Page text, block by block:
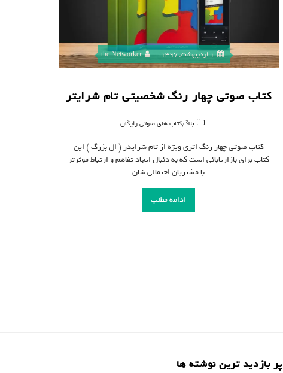
1 اردیبهشت, 1397 the Networker
کتاب صوتی چهار رنگ شخصیتی تام شرایتر
بلاگ,کتاب های صوتی رایگان
کتاب صوتی چهار رنگ اثری ویژه از تام شرایدر ( ال بزرگ ) این
کتاب برای بازاریابانی است که به دنبال ایجاد تفاهم و ارتباط موثرتر
با مشتریان احتمالی شان
ادامه مطلب
پر بازدید ترین نوشته ها